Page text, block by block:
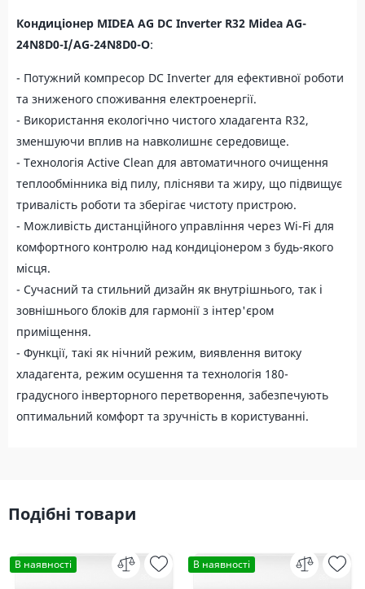
Кондиціонер MIDEA AG DC Inverter R32 Midea AG-
24N8D0-I/AG-24N8D0-O:
- Потужний компресор DC Inverter для ефективної роботи
та зниженого споживання електроенергії.
- Використання екологічно чистого хладагента R32,
зменшуючи вплив на навколишнє середовище.
- Технологія Active Clean для автоматичного очищення
теплообмінника від пилу, плісняви та жиру, що підвищує
тривалість роботи та зберігає чистоту пристрою.
- Можливість дистанційного управління через Wi-Fi для
комфортного контролю над кондиціонером з будь-якого
місця.
- Сучасний та стильний дизайн як внутрішнього, так і
зовнішнього блоків для гармонії з інтер'єром
приміщення.
- Функції, такі як нічний режим, виявлення витоку
хладагента, режим осушення та технологія 180-
градусного інверторного перетворення, забезпечують
оптимальний комфорт та зручність в користуванні.
Подібні товари
В наявності В наявності